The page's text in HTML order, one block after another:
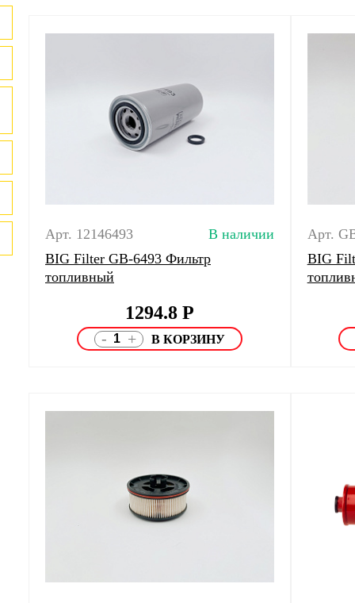
Арт. 12146493
В наличии
BIG Filter GB-6493 Фильтр
топливный
1294.8 Р
- +
Арт.
BIG